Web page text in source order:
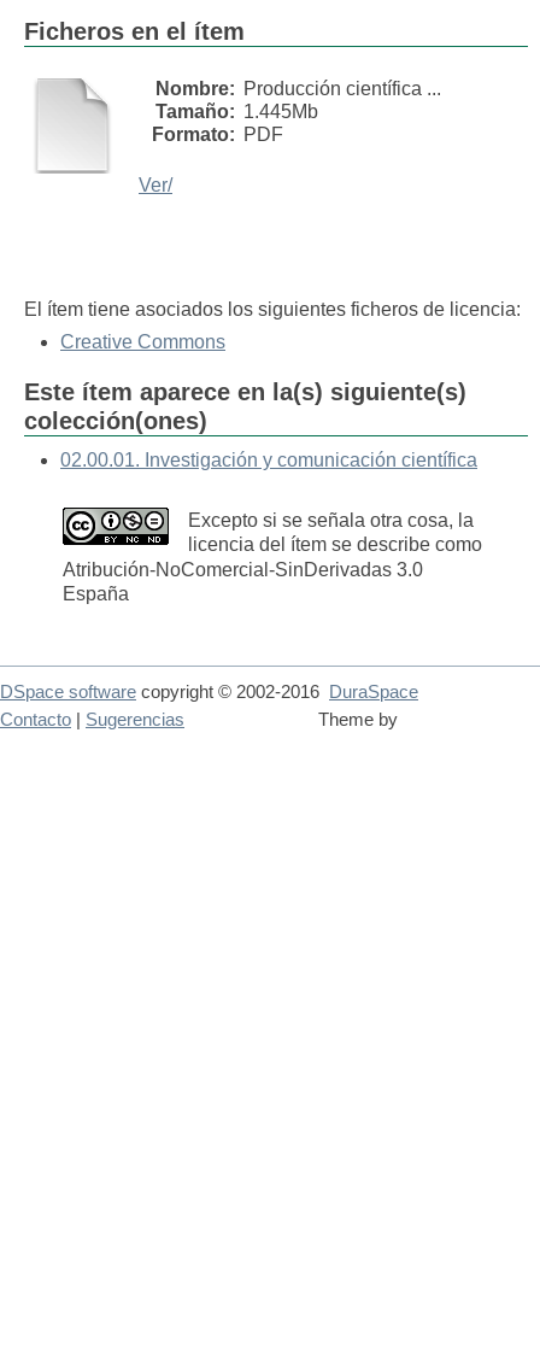
Ficheros en el ítem
Nombre: Producción científica ...
Tamaño: 1.445Mb
Formato: PDF
Ver/
El ítem tiene asociados los siguientes ficheros de licencia:
Creative Commons
Este ítem aparece en la(s) siguiente(s)
colección(ones)
02.00.01. Investigación y comunicación científica
Excepto si se señala otra cosa, la
licencia del ítem se describe como
Atribución-NoComercial-SinDerivadas 3.0
España
DSpace software copyright © 2002-2016
DuraSpace
Theme by
Contacto Sugerencias